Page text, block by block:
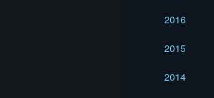
2016
2015
2014